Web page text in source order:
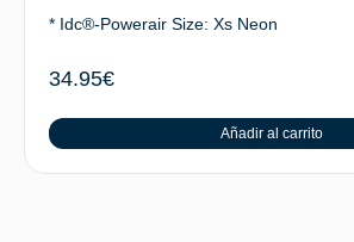
* Idc®-Powerair Size: Xs Neon
34.95€
Añadir al carrito